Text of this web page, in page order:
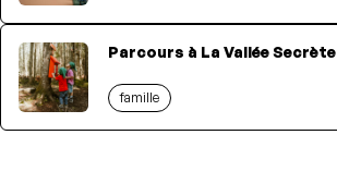
Parcours à La Vallée Secrète
famille